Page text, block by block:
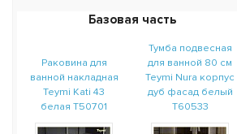
Базовая часть
Раковина для
ванной накладная
Teymi Kati 43
белая T50701
Тумба подвесная
для ванной 80 см
Teymi Nura корпус
дуб фасад белый
T60533